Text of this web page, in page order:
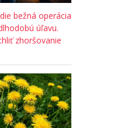
bežná operácia
úľavu.
zhoršovanie